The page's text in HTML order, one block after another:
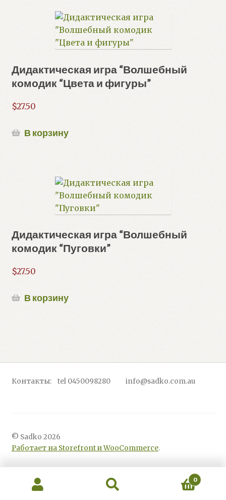
Дидактическая игра “Волшебный
комодик “Цвета и фигуры”
$27.50
В корзину
Дидактическая игра “Волшебный
комодик “Пуговки”
$27.50
В корзину
Контакты: tel 0450098280 info@sadko.com.au
© Sadko 2026
Работает на Storefront и WooCommerce.
Искать:
0